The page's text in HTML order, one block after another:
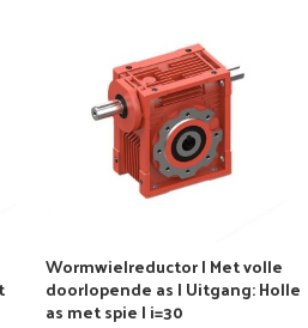
Wormwielreductor | Met volle
doorlopende as | Uitgang: Holle
as met spie | i=30